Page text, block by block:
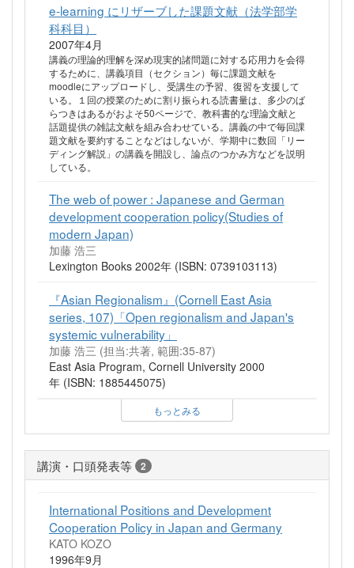
e-learning にリザーブした課題文献（法学部学
科科目）
2007年4月
講義の理論的理解を深め現実的諸問題に対する応用力を会得
するために、講義項目（セクション）毎に課題文献を
moodleにアップロードし、受講生の予習、復習を支援して
いる。１回の授業のために割り振られる読書量は、多少のば
らつきはあるがおよそ50ページで、教科書的な理論文献と
話題提供の雑誌文献を組み合わせている。講義の中で毎回課
題文献を要約することなどはしないが、学期中に数回「リー
ディング解説」の講義を開設し、論点のつかみ方などを説明
している。
The web of power : Japanese and German
development cooperation policy(Studies of
modern Japan)
加藤 浩三
Lexington Books 2002年 (ISBN: 0739103113)
『Asian Regionalism』(Cornell East Asia
series, 107)「Open regionalism and Japan's
systemic vulnerability」
加藤 浩三 (担当:共著, 範囲:35-87)
East Asia Program, Cornell University 2000
年 (ISBN: 1885445075)
もっとみる
講演・口頭発表等 2
International Positions and Development
Cooperation Policy in Japan and Germany
KATO KOZO
1996年9月